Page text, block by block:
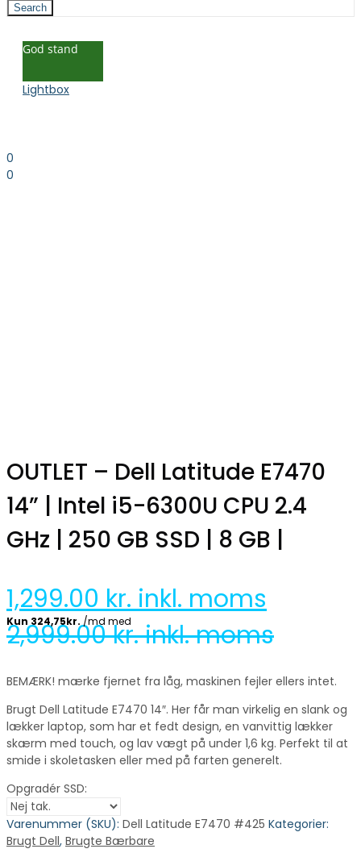
0
0
Search
God stand
Lightbox
OUTLET – Dell Latitude E7470
14” | Intel i5-6300U CPU 2.4
GHz | 250 GB SSD | 8 GB |
1,299.00 kr. inkl. moms
2,999.00kr. inkl. moms
BEMÆRK! mærke fjernet fra låg, maskinen fejler ellers intet.
Brugt Dell Latitude E7470 14″. Her får man virkelig en slank og
lækker laptop, som har et fedt design, en vanvittig lækker
skærm med touch, og lav vægt på under 1,6 kg. Perfekt til at
smide i skoletasken eller med på farten generelt.
Opgradér SSD:
Varenummer (SKU): Dell Latitude E7470 #425 Kategorier:
Brugt Dell, Brugte Bærbare